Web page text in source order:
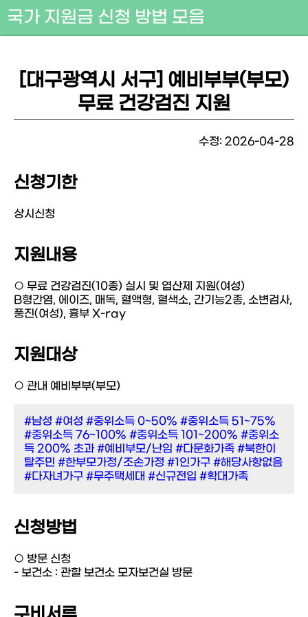
국가 지원금 신청 방법 모음
[대구광역시 서구] 예비부부(부모)
무료 건강검진 지원
수정: 2026-04-28
신청기한
상시신청
지원내용
○ 무료 건강검진(10종) 실시 및 엽산제 지원(여성)
B형간염, 에이즈, 매독, 혈액형, 혈색소, 간기능2종, 소변검사,
풍진(여성), 흉부 X-ray
지원대상
○ 관내 예비부부(부모)
#남성 #여성 #중위소득 0~50% #중위소득 51~75%
#중위소득 76~100% #중위소득 101~200% #중위소
득 200% 초과 #예비부모/난임 #다문화가족 #북한이
탈주민 #한부모가정/조손가정 #1인가구 #해당사항없음
#다자녀가구 #무주택세대 #신규전입 #확대가족
신청방법
○ 방문 신청
- 보건소 : 관할 보건소 모자보건실 방문